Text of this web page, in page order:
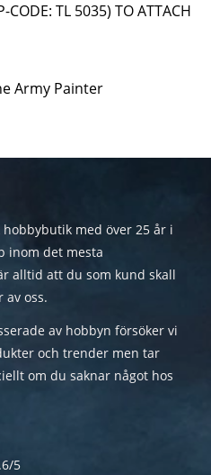
CODE: TL 5035) TO ATTACH
Army Painter
hobbybutik med över 25 år i
inom det mesta
alltid att du som kund skall
av oss.
av hobbyn försöker vi
och trender men tar
om du saknar något hos
5